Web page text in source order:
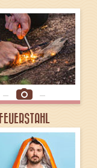
FEUERSTAHL